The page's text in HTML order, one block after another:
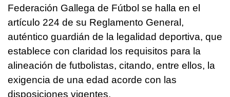
Federación Gallega de Fútbol se halla en el
artículo 224 de su Reglamento General,
auténtico guardián de la legalidad deportiva, que
establece con claridad los requisitos para la
alineación de futbolistas, citando, entre ellos, la
exigencia de una edad acorde con las
disposiciones vigentes.